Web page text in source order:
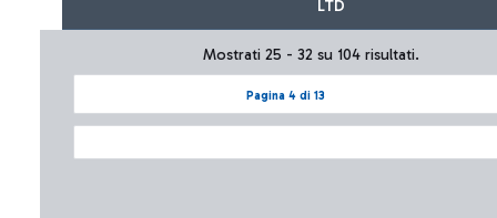
LTD
Pagina 4 di 13
Mostrati 25 - 32 su 104 risultati.